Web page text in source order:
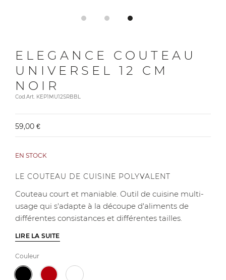
ELEGANCE COUTEAU
UNIVERSEL 12 CM
NOIR
Cod.Art. KEP1MU12SRBBL
59,00 €
EN STOCK
LE COUTEAU DE CUISINE POLYVALENT
Couteau court et maniable. Outil de cuisine multi-
usage qui s'adapte à la découpe d'aliments de
différentes consistances et différentes tailles.
LIRE LA SUITE
Couleur